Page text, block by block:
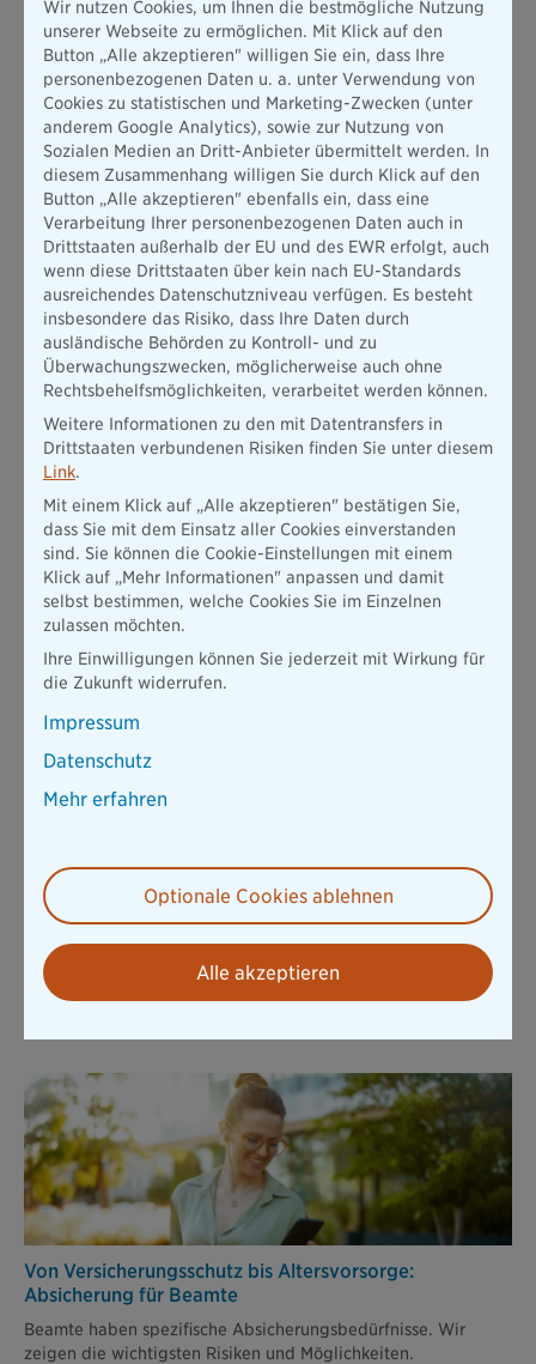
lassen?
Über die Beratersuche finden Sie Expertinnen und
Experten in Ihrer Nähe.
Mehr erfahren
Das könnte Sie auch interessieren
Karriere bei der Bundeswehr: Der Weg zum
Berufssoldaten
Sicher dienen, stark vorsorgen – was Sie vor, während und
nach Ihrer Bundeswehrkarriere wissen sollten.
Mehr erfahren
wissen.
Manche Beamtinnen und Beamten können eine private
Zahnzusatzversicherung abschließen. Wir erklären, in welchen
Fällen der Abschluss sinnvoll sein kann und worauf Beamte
sonst achten sollten.
Von Versicherungs­schutz bis Altersvorsorge:
Absicherung für Beamte
Beamte haben spezifische Absicherungsbedürfnisse. Wir
zeigen die wichtigsten Risiken und Möglichkeiten.
Wir nutzen Cookies, um Ihnen die bestmögliche Nutzung
unserer Webseite zu ermöglichen. Mit Klick auf den
Button „Alle akzeptieren" willigen Sie ein, dass Ihre
personenbezogenen Daten u. a. unter Verwendung von
Cookies zu statistischen und Marketing-Zwecken (unter
anderem Google Analytics), sowie zur Nutzung von
Sozialen Medien an Dritt-Anbieter übermittelt werden. In
diesem Zusammenhang willigen Sie durch Klick auf den
Button „Alle akzeptieren" ebenfalls ein, dass eine
Verarbeitung Ihrer personenbezogenen Daten auch in
Drittstaaten außerhalb der EU und des EWR erfolgt, auch
wenn diese Drittstaaten über kein nach EU-Standards
ausreichendes Datenschutzniveau verfügen. Es besteht
insbesondere das Risiko, dass Ihre Daten durch
ausländische Behörden zu Kontroll- und zu
Überwachungszwecken, möglicherweise auch ohne
Rechtsbehelfsmöglichkeiten, verarbeitet werden können.
Weitere Informationen zu den mit Datentransfers in
Drittstaaten verbundenen Risiken finden Sie unter diesem
Link.
Mit einem Klick auf „Alle akzeptieren" bestätigen Sie,
dass Sie mit dem Einsatz aller Cookies einverstanden
sind. Sie können die Cookie-Einstellungen mit einem
Klick auf „Mehr Informationen" anpassen und damit
selbst bestimmen, welche Cookies Sie im Einzelnen
zulassen möchten.
Ihre Einwilligungen können Sie jederzeit mit Wirkung für
die Zukunft widerrufen.
Impressum
Datenschutz
Mehr erfahren
Optionale Cookies ablehnen
Alle akzeptieren